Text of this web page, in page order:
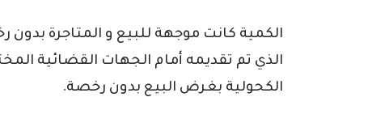
الكمية كانت موجهة للبيع و المتاجرة
الذي تم تقديمه أمام الجهات القضائية
الكحولية بغرض البيع بدون رخصة.